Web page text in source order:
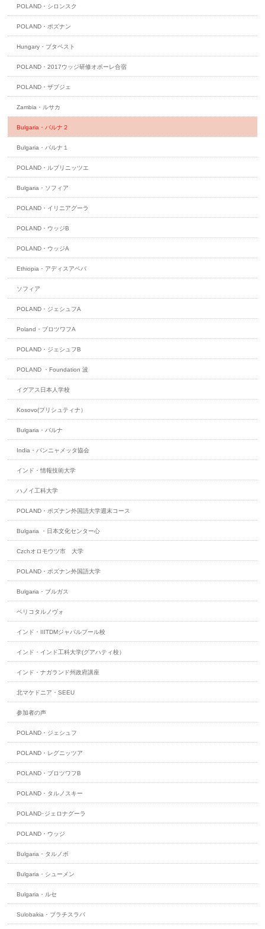
POLAND・シロンスク
POLAND・ポズナン
Hungary・ブタペスト
POLAND・2017ウッジ研修オポーレ合宿
POLAND・ザブジェ
Zambia・ルサカ
Bulgaria・バルナ２
Bulgaria・バルナ１
POLAND・ルブリニッツエ
Bulgaria・ソフィア
POLAND・イリニアグーラ
POLAND・ウッジB
POLAND・ウッジA
Ethiopia・アディスアベバ
ソフィア
POLAND・ジェシュフA
Poland・ブロツワフA
POLAND・ジェシュフB
POLAND ・Foundation 波
イグアス日本人学校
Kosovo(プリシュティナ）
Bulgaria・バルナ
India・パンニャメッタ協会
インド・情報技術大学
ハノイ工科大学
POLAND・ポズナン外国語大学週末コース
Bulgaria ・日本文化センター心
Czchオロモウツ市 大学
POLAND・ポズナン外国語大学
Bulgaria・ブルガス
ベリコタルノヴォ
インド・IIITDMジャバルプール校
インド・インド工科大学(グアハティ校）
インド・ナガランド州政府講座
北マケドニア・SEEU
参加者の声
POLAND・ジェシュフ
POLAND・レグニッツア
POLAND・ブロツワフB
POLAND・タルノスキー
POLAND･ジェロナグーラ
POLAND・ウッジ
Bulgaria・タルノボ
Bulgaria・シューメン
Bulgaria・ルセ
Sulobakia・ブラチスラバ